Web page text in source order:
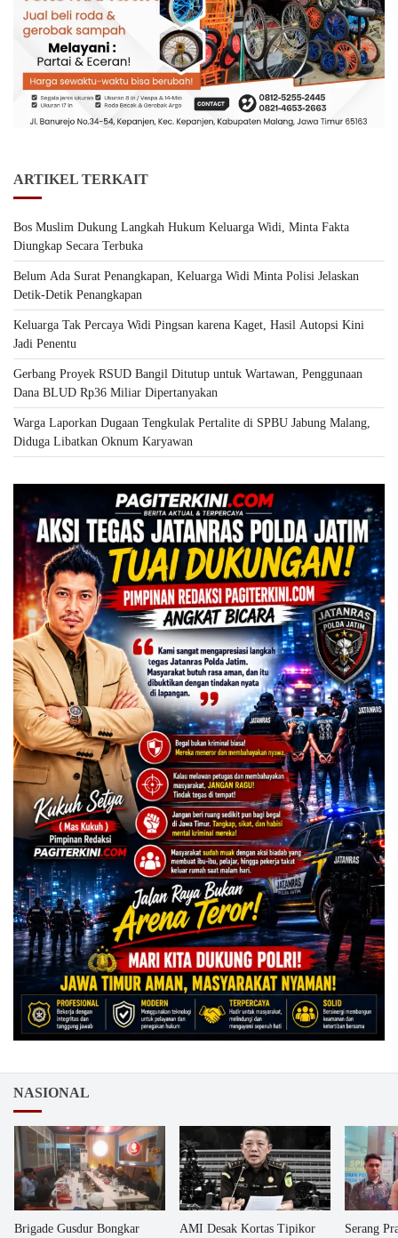
ARTIKEL TERKAIT
Bos Muslim Dukung Langkah Hukum Keluarga Widi, Minta Fakta
Diungkap Secara Terbuka
Belum Ada Surat Penangkapan, Keluarga Widi Minta Polisi Jelaskan
Detik-Detik Penangkapan
Keluarga Tak Percaya Widi Pingsan karena Kaget, Hasil Autopsi Kini
Jadi Penentu
Gerbang Proyek RSUD Bangil Ditutup untuk Wartawan, Penggunaan
Dana BLUD Rp36 Miliar Dipertanyakan
Warga Laporkan Dugaan Tengkulak Pertalite di SPBU Jabung Malang,
Diduga Libatkan Oknum Karyawan
NASIONAL
Brigade Gusdur Bongkar
AMI Desak Kortas Tipikor
Serang